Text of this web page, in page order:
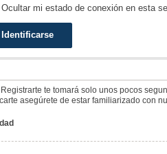
Ocultar mi estado de conexión en esta
te tomará solo unos pocos
asegúrete de estar familiarizado con